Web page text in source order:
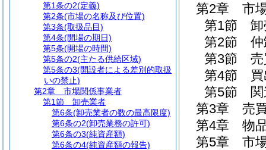
第2章
市
第1節
第2節
第3節
第4節
第5節
第3章
売
第4章
物
第5章
市
第1条の2(定義)
第2条(市場の名称及び位置)
第3条(取扱品目)
第4条(開場の期日)
第5条(開場の時間)
第5条の2(主たる供給区域)
第5条の3(開設者による差別的取扱
いの禁止)
第2章
市場関係事業者
第1節
卸売業者
第6条(卸売業者の数の最高限度)
第6条の2(卸売業務の許可)
第6条の3(純資産額)
第6条の4(純資産額の報告)